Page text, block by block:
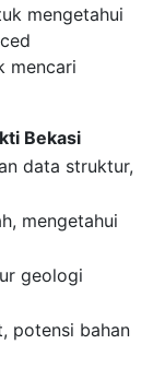
mengetahui
mencari
Bekasi
data struktur,
mengetahui
geologi
potensi bahan